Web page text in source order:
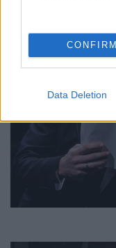
CONFIRM
Data Deletion